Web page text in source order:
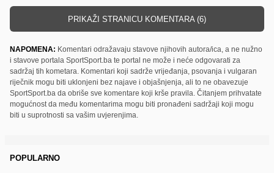
PRIKAŽI STRANICU KOMENTARA (6)
NAPOMENA: Komentari odražavaju stavove njihovih autora/ica, a ne nužno
i stavove portala SportSport.ba te portal ne može i neće odgovarati za
sadržaj tih kometara. Komentari koji sadrže vrijeđanja, psovanja i vulgaran
riječnik mogu biti uklonjeni bez najave i objašnjenja, ali to ne obavezuje
SportSport.ba da obriše sve komentare koji krše pravila. Čitanjem prihvatate
mogućnost da među komentarima mogu biti pronađeni sadržaji koji mogu
biti u suprotnosti sa vašim uvjerenjima.
POPULARNO